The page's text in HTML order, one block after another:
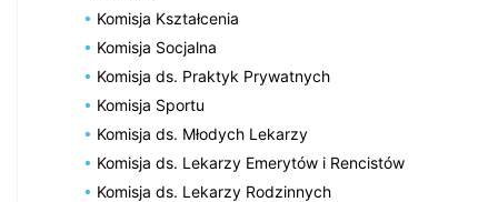
Komisja Kształcenia
Komisja Socjalna
Komisja ds. Praktyk Prywatnych
Komisja Sportu
Komisja ds. Młodych Lekarzy
Komisja ds. Lekarzy Emerytów i Rencistów
Komisja ds. Lekarzy Rodzinnych